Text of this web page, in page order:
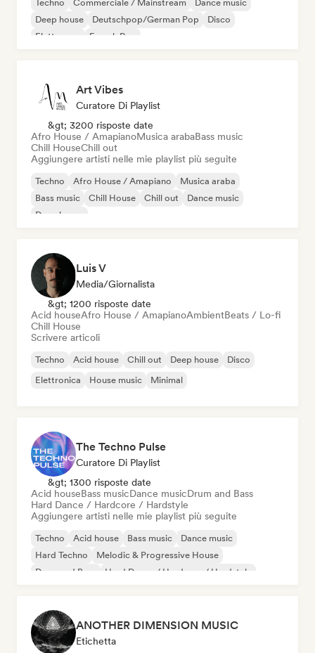
Techno Commerciale / Mainstream
Dance music
Deep house
Deutschpop/German Pop
Disco
Elettropop
French Pop
Art Vibes
Curatore Di Playlist
&gt; 3200 risposte date
Afro House / AmapianoMusica arabaBass music
Chill HouseChill out
Aggiungere artisti nelle mie playlist più seguite
Techno Afro House / Amapiano
Musica araba
Bass music
Chill House Chill out
Dance music
Deep house
Luis V
Media/Giornalista
&gt; 1200 risposte date
Acid houseAfro House / AmapianoAmbientBeats / Lo-fi
Chill House
Scrivere articoli
Techno Acid house Chill out Deep house
Disco
Elettronica
House music Minimal
The Techno Pulse
Curatore Di Playlist
&gt; 1300 risposte date
Acid houseBass musicDance musicDrum and Bass
Hard Dance / Hardcore / Hardstyle
Aggiungere artisti nelle mie playlist più seguite
Techno Acid house Bass music
Dance music
Hard Techno
Melodic & Progressive House
Drum and Bass
Hard Dance / Hardcore / Hardstyle
ANOTHER DIMENSION MUSIC
Etichetta